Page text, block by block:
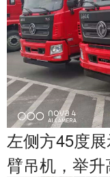
左侧方45度
臂吊机，举升